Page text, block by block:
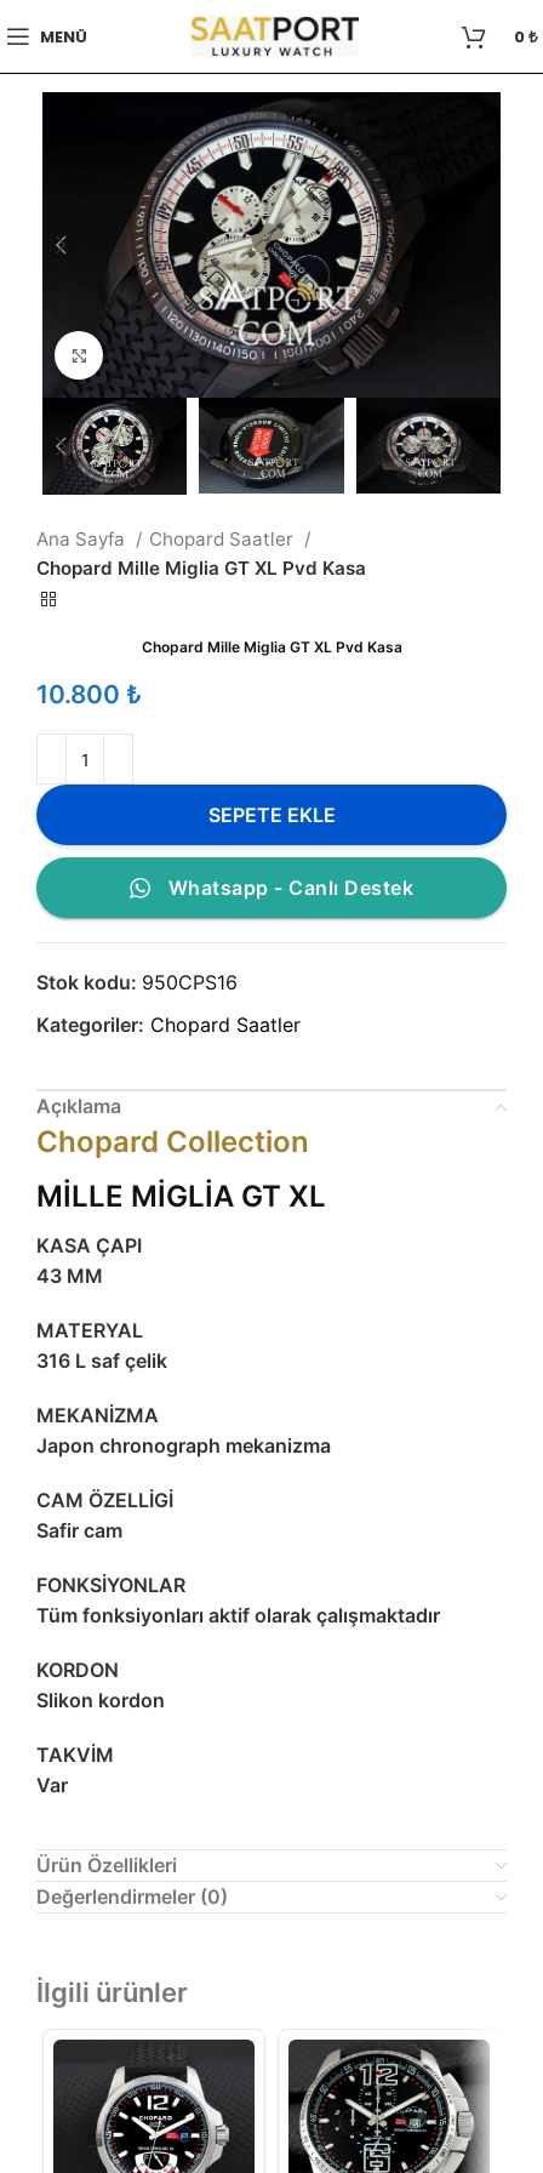
MENÜ 0₺
Büyütmek için tıklayın
Ana Sayfa
Chopard Saatler
Chopard Mille Miglia GT XL Pvd Kasa
Chopard Mille Miglia GT XL Pvd Kasa
₺
SEPETE EKLE
Whatsapp - Canlı Destek
Stok kodu: 950CPS16
Kategoriler: Chopard Saatler
Açıklama
Chopard Collection
MİLLE MİGLİA GT XL
KASA ÇAPI
43 MM
MATERYAL
316 L saf çelik
MEKANİZMA
Japon chronograph mekanizma
CAM ÖZELLİGİ
Safir cam
FONKSİYONLAR
Tüm fonksiyonları aktif olarak çalışmaktadır
KORDON
Slikon kordon
TAKVİM
Var
Ürün Özellikleri
Değerlendirmeler (0)
İlgili ürünler